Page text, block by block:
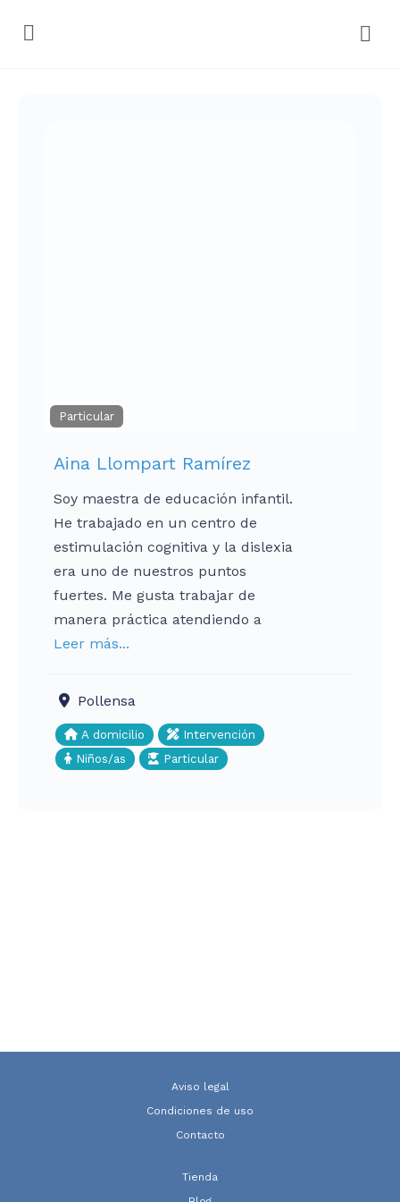
Particular
Aina Llompart Ramírez
Soy maestra de educación infantil.
He trabajado en un centro de
estimulación cognitiva y la dislexia
era uno de nuestros puntos
fuertes. Me gusta trabajar de
manera práctica atendiendo a
Leer más...
Pollensa
A domicilio
Intervención
Niños/as
Particular
Aviso legal
Condiciones de uso
Contacto
Tienda